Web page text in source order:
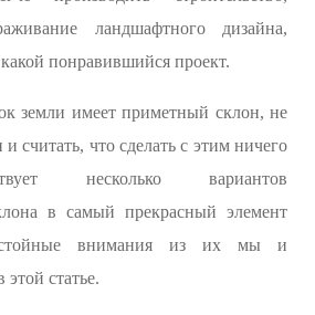
ландшафтного дизайна,
понравившийся проект.
земли имеет приметный склон, не
и считать, что сделать с этим ничего
несколько вариантов
в самый прекрасный элемент
внимания из их мы и
статье.